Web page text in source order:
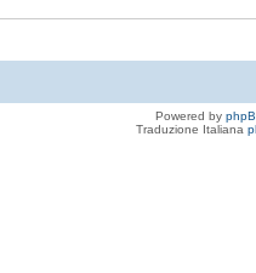
Powered by
Traduzione Italiana